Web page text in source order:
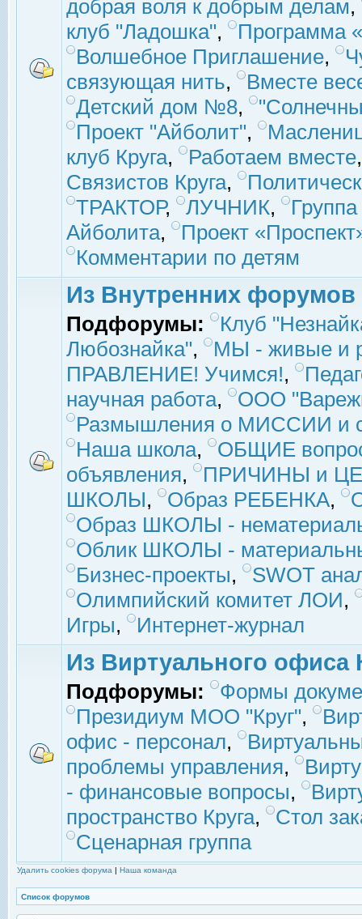
добрая воля к добрым делам,
клуб "Ладошка",
Программа
Волшебное Приглашение,
связующая нить,
Вместе
Детский дом №8,
Проект "Айболит",
клуб Круга, Работаем вместе
Связистов Круга,
ТРАКТОР, ЛУЧНИК,
Айболита,
Проект
Комментарии по детям
Из Внутренних форумов
Подфорумы:
Клуб
Любознайка",
МЫ - живые и
ПРАВЛЕНИЕ! Учимся!,
научная работа,
ООО
Размышления о МИССИИ и
Наша школа,
ОБЩИЕ
объявления,
ПРИЧИНЫ и
ШКОЛЫ, Образ РЕБЕНКА,
Образ ШКОЛЫ -
Облик ШКОЛЫ -
Бизнес-проекты,
SWOT
Олимпийский комитет ЛОИ,
Игры, Интернет-журнал
Из Виртуального офиса
Подфорумы:
Формы
Президиум МОО "Круг",
офис - персонал,
проблемы управления,
- финансовые вопросы,
пространство Круга,
Стол
Сценарная группа
Удалить cookies форума | Наша команда
Список форумов